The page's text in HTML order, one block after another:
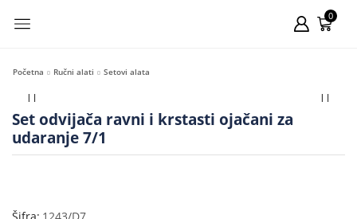
0
Početna Ručni alati Setovi alata
Set odvijača ravni i krstasti ojačani za
udaranje 7/1